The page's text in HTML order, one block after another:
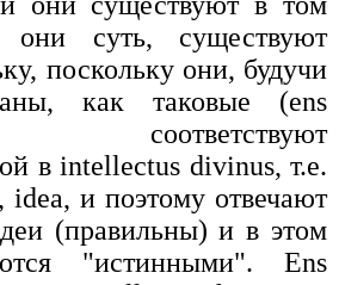
они суть, существуют
поскольку они, будучи
как таковые (ens
соответствуют
в intellectus divinus, т.е.
и поэтому отвечают
(правильны) и в этом
"истинными". Ens